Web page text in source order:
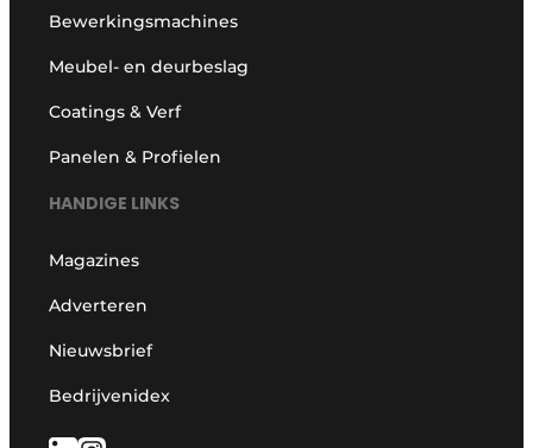
Bewerkingsmachines
Meubel- en deurbeslag
Coatings & Verf
Panelen & Profielen
HANDIGE LINKS
Magazines
Adverteren
Nieuwsbrief
Bedrijvenidex